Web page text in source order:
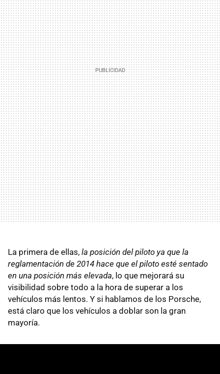
La primera de ellas, la posición del piloto ya que la
reglamentación de 2014 hace que el piloto esté sentado
en una posición más elevada, lo que mejorará su
visibilidad sobre todo a la hora de superar a los
vehículos más lentos. Y si hablamos de los Porsche,
está claro que los vehículos a doblar son la gran
mayoría.